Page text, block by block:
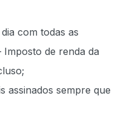
com todas as
de renda da
assinados sempre que